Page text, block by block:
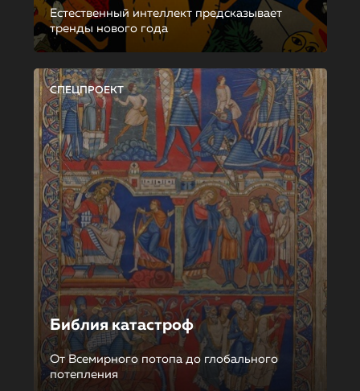
Естественный интеллект предсказывает
тренды нового года
СПЕЦПРОЕКТ
Библия катастроф
От Всемирного потопа до глобального
потепления